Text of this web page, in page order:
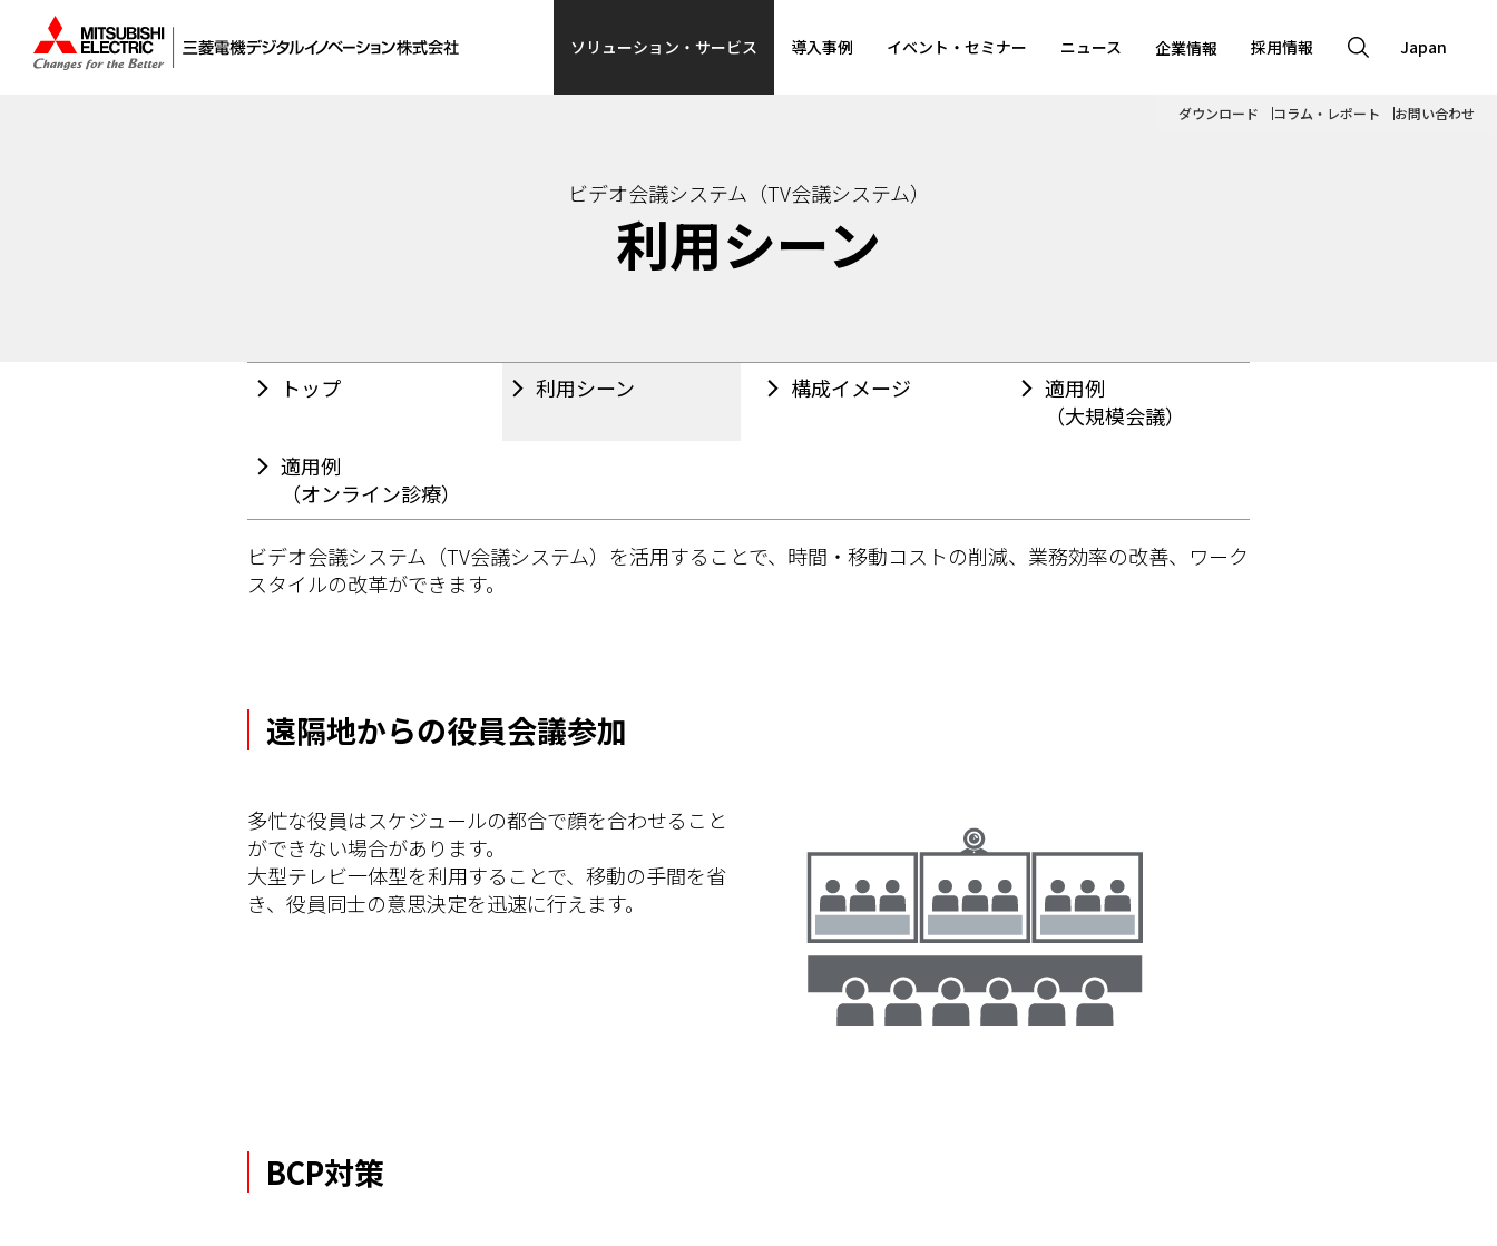
ソリューション・サービス 導入事例 イベント・セミナー ニュース 企業情報 採用情報 Japan
ダウンロード コラム・レポート お問い合わせ
ビデオ会議システム（TV会議システム）
利用シーン
トップ 利用シーン 構成イメージ
適用例
（大規模会議）
適用例
（オンライン診療）
ビデオ会議システム（TV会議システム）を活用することで、時間・移動コストの削減、業務効率の改善、ワーク
スタイルの改革ができます。
遠隔地からの役員会議参加
多忙な役員はスケジュールの都合で顔を合わせること
ができない場合があります。
大型テレビ一体型を利用することで、移動の手間を省
き、役員同士の意思決定を迅速に行えます。
BCP対策